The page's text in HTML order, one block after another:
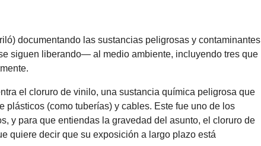
documentando las sustancias peligrosas y contaminantes
siguen liberando— al medio ambiente, incluyendo tres que
el cloruro de vinilo, una sustancia química peligrosa que
plásticos (como tuberías) y cables. Este fue uno de los
y para que entiendas la gravedad del asunto, el cloruro de
quiere decir que su exposición a largo plazo está